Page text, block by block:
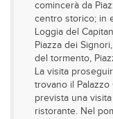
comincerà da
centro storico; in
Loggia del
Piazza dei
del tormento,
La visita
trovano il Palazzo
prevista una
ristorante. Nel